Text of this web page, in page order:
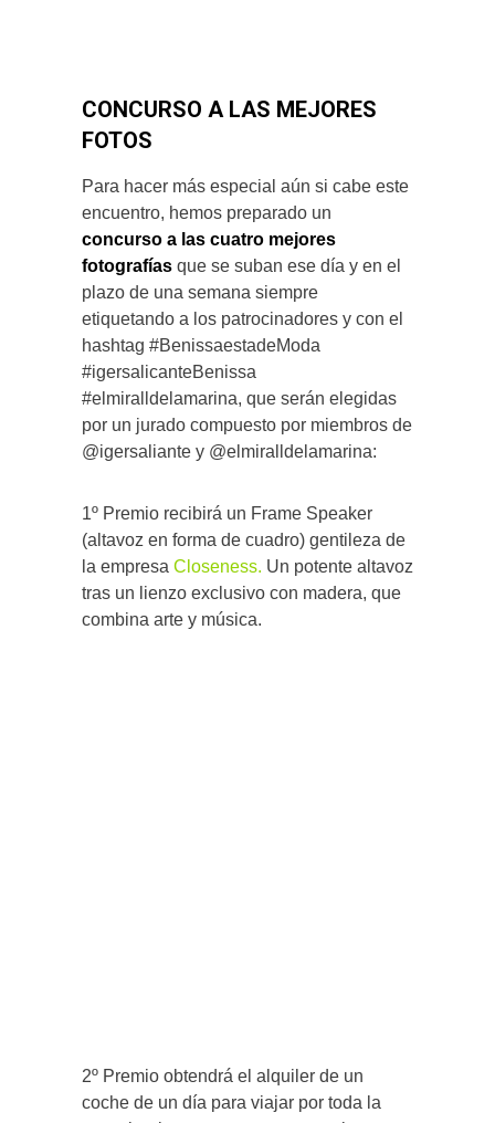
CONCURSO A LAS MEJORES
FOTOS
Para hacer más especial aún si cabe este
encuentro, hemos preparado un
concurso a las cuatro mejores
fotografías que se suban ese día y en el
plazo de una semana siempre
etiquetando a los patrocinadores y con el
hashtag #BenissaestadeModa
#igersalicanteBenissa
#elmiralldelamarina, que serán elegidas
por un jurado compuesto por miembros de
@igersaliante y @elmiralldelamarina:
1º Premio recibirá un Frame Speaker
(altavoz en forma de cuadro) gentileza de
la empresa Closeness. Un potente altavoz
tras un lienzo exclusivo con madera, que
combina arte y música.
2º Premio obtendrá el alquiler de un
coche de un día para viajar por toda la